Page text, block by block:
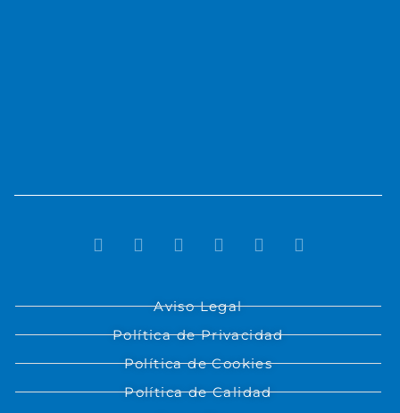
Aviso Legal
Política de Privacidad
Política de Cookies
Política de Calidad